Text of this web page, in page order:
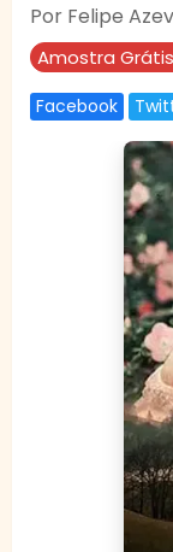
Por Felipe
Amostra
Facebook